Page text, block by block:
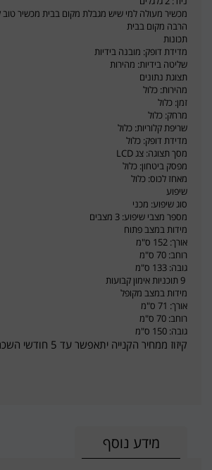
מכשיר מעולה למי שיש מגבלת מקום בבית מכשיר טוב
הרבה מקום בבית
תכונות
מדידת דופק: מובנה בידיות
שליטה בידיות: מהירות
תצוגת נתונים
מהירות: כלול
זמן: כלול
מרחק: כלול
שריפת קלוריות: כלול
מדידת דופק: כלול
מסך תצוגה: צג LCD
מפסק ביטחון: כלול
מאחז לכוס: כלול
שיפוע
סוג שיפוע: מכני
מספר מצבי שיפוע: 3 מצבים
מידות במצב פתוח
אורך: 152 ס"מ
רוחב: 70 ס"מ
גובה: 133 ס"מ
מידות במצב מקופל
אורך: 71 ס"מ
רוחב: 70 ס"מ
גובה: 150 ס"מ
קיזוז ממחיר הקנייה יתאפשר עד 5 חודשי השכרה.
מידע נוסף